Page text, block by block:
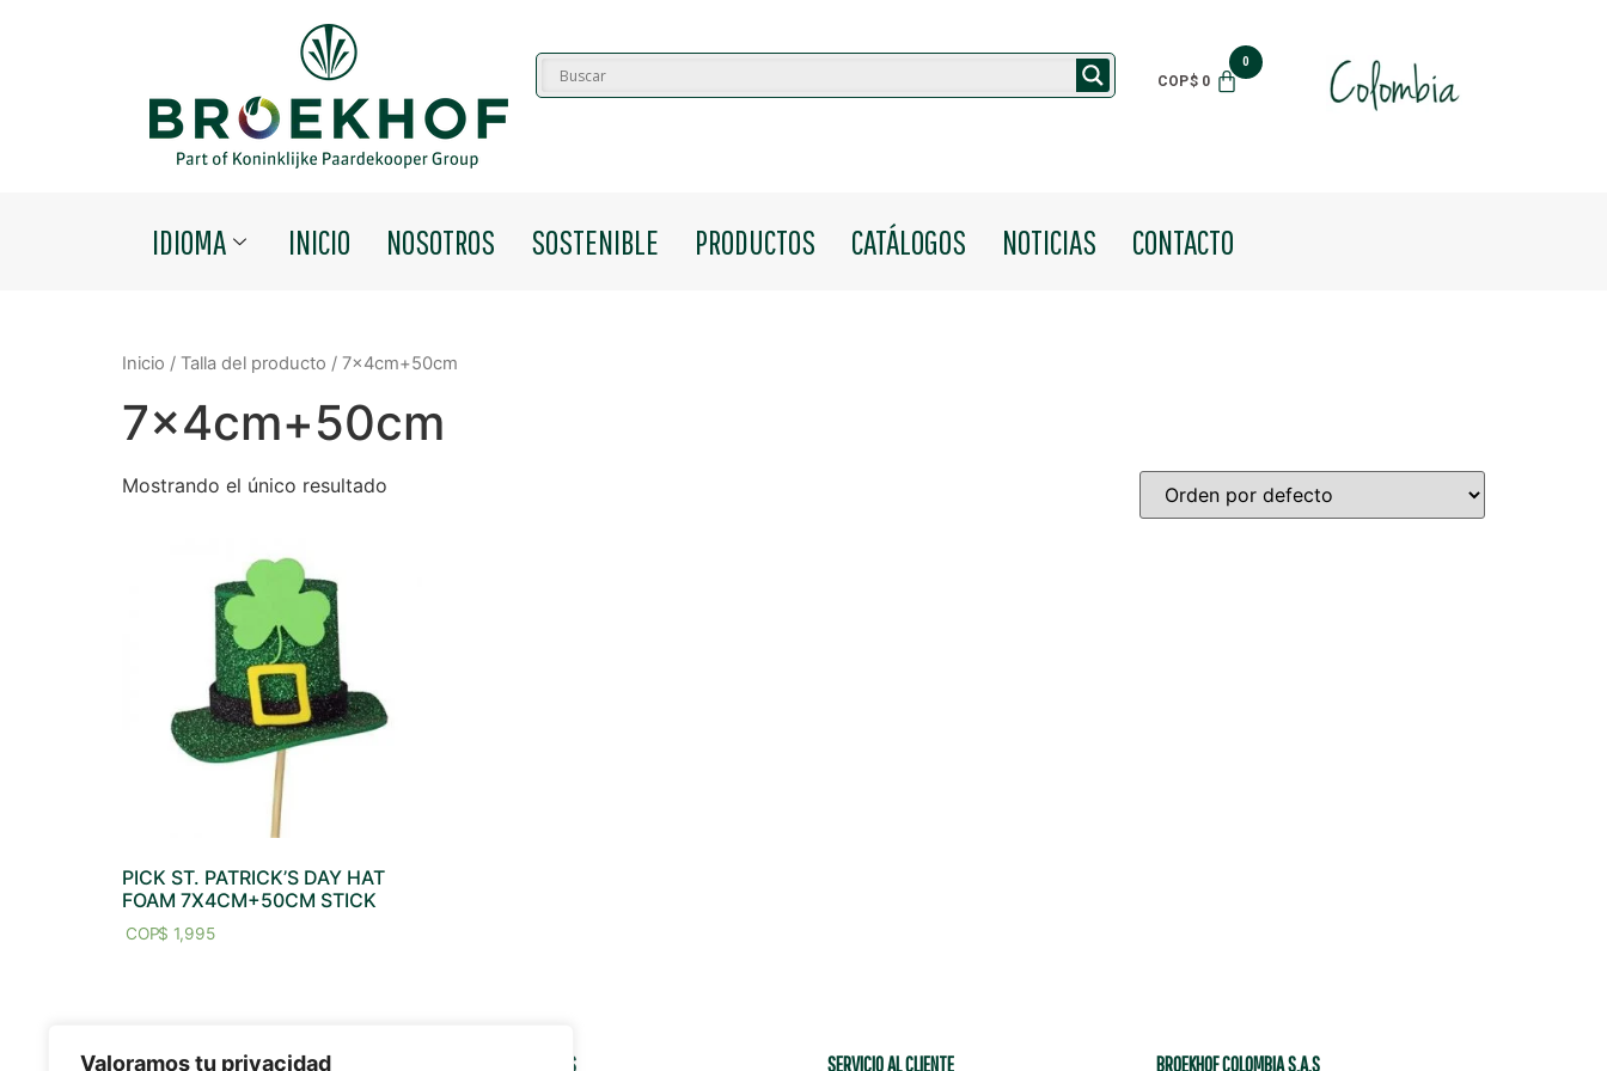
Valoramos tu privacidad
$ 0
IDIOMA INICIO NOSOTROS SOSTENIBLE PRODUCTOS CATÁLOGOS NOTICIAS CONTACTO
Inicio / Talla del producto / 7x4cm+50cm
7x4cm+50cm
Mostrando el único resultado
PICK ST. PATRICK’S DAY HAT
FOAM 7X4CM+50CM STICK
$ 1,995
MAPA DEL SITIO REDES SOCIALES SERVICIO AL CLIENTE BROEKHOF COLOMBIA S.A.S